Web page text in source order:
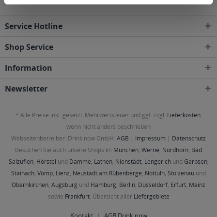
Service Hotline
Shop Service
Information
Newsletter
* Alle Preise inkl. gesetzl. Mehrwertsteuer und ggf. zzgl. Lieferkosten,
wenn nicht anders beschrieben
Webseitenbetreiber: Drink now GmbH: AGB | Impressum | Datenschutz
Besuchen Sie auch unsere Shops in: München, Werne, Nordhorn, Bad
Salzuflen, Hörstel und Damme, Lathen, Nienstädt, Lengerichund Garbsen,
Stainach, Vomp, Lienz, Neustadt am Rübenberge, Nottuln, Stolzenau und
Obernkirchen, Augsburg und Hamburg, Berlin, Düsseldorf, Erfurt, Mainz
sowie Frankfurt. Übersicht aller Liefergebiete